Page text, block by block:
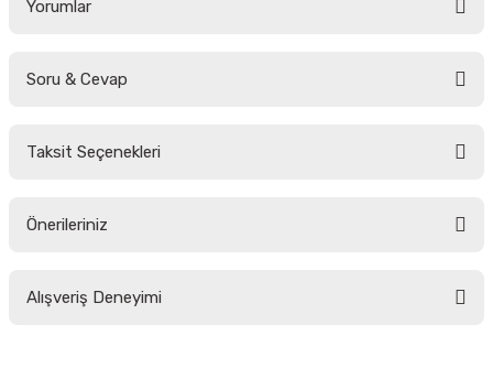
Yorumlar
Soru & Cevap
Taksit Seçenekleri
Önerileriniz
yetersiz gördüğünüz noktaları öneri formunu kullanarak tarafımıza
Alışveriş Deneyimi